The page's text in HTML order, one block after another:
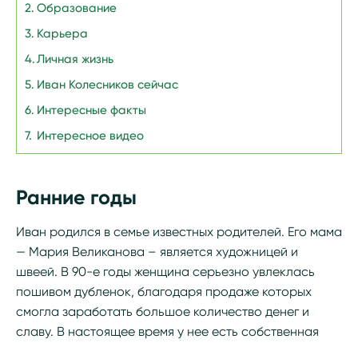
Образование
Карьера
Личная жизнь
Иван Колесников сейчас
Интересные факты
Интересное видео
Ранние годы
Иван родился в семье известных родителей. Его мама
— Мария Великанова – является художницей и
швеей. В 90-е годы женщина серьезно увлеклась
пошивом дубленок, благодаря продаже которых
смогла заработать большое количество денег и
славу. В настоящее время у нее есть собственная